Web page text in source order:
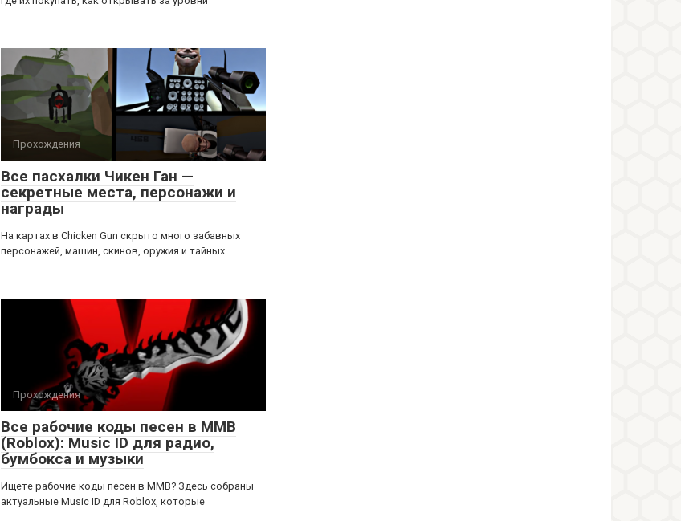
Прохождения
Все пасхалки Чикен Ган —
секретные места, персонажи и
награды
На картах в Chicken Gun скрыто много забавных
персонажей, машин, скинов, оружия и тайных
Прохождения
Все рабочие коды песен в ММВ
(Roblox): Music ID для радио,
бумбокса и музыки
Ищете рабочие коды песен в ММВ? Здесь собраны
актуальные Music ID для Roblox, которые